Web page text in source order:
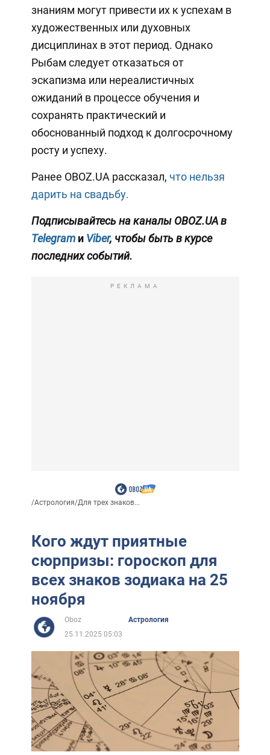
знаниям могут привести их к успехам в
художественных или духовных
дисциплинах в этот период. Однако
Рыбам следует отказаться от
эскапизма или нереалистичных
ожиданий в процессе обучения и
сохранять практический и
обоснованный подход к долгосрочному
росту и успеху.
Ранее OBOZ.UA рассказал, что нельзя
дарить на свадьбу.
Подписывайтесь на каналы OBOZ.UA в
Telegram и Viber, чтобы быть в курсе
последних событий.
РЕКЛАМА
/Астрология/Для трех знаков...
Кого ждут приятные
сюрпризы: гороскоп для
всех знаков зодиака на 25
ноября
Oboz
Астрология
25.11.2025 05:03